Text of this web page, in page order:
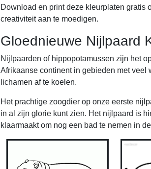
Download en print deze kleurplaten gratis
creativiteit aan te moedigen.
Gloednieuwe Nijlpaard
Nijlpaarden of hippopotamussen zijn het
Afrikaanse continent in gebieden met veel
lichamen af te koelen.
Het prachtige zoogdier op onze eerste
in al zijn glorie kunt zien. Het nijlpaard is
klaarmaakt om nog een bad te nemen in